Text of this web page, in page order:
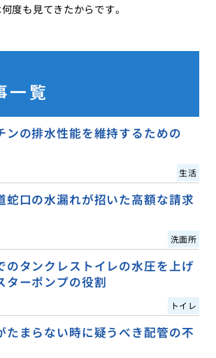
度も見てきたからです。
一覧
ンの排水性能を維持するための
生活
蛇口の水漏れが招いた高額な請求
洗面所
のタンクレストイレの水圧を上げ
ターポンプの役割
トイレ
たまらない時に疑うべき配管の不